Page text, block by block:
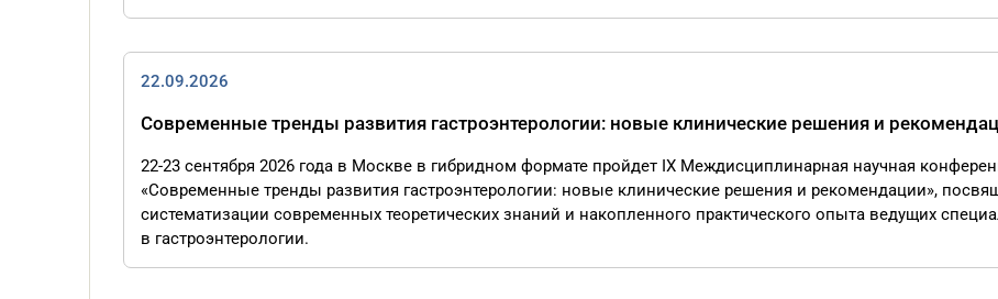
22.09.2026
Современные тренды развития гастроэнтерологии: новые клинические решения и
22-23 сентября 2026 года в Москве в гибридном формате пройдет IX Междисциплинарная научная
«Современные тренды развития гастроэнтерологии: новые клинические решения и рекомендации»,
систематизации современных теоретических знаний и накопленного практического опыта ведущих
в гастроэнтерологии.